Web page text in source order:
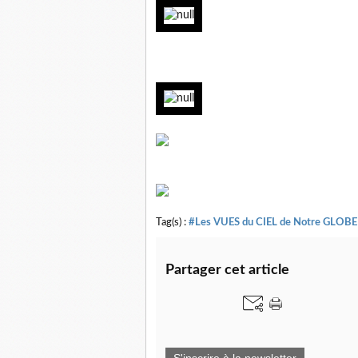
Tag(s) : #Les VUES du CIEL de Notre GLOBE
Partager cet article